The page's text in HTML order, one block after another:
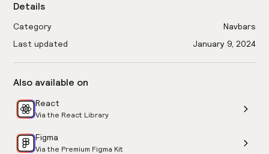
Details
Category
Navbars
Last updated
January 9, 2024
Also available on
React
Via the React Library
Figma
Via the Premium Figma Kit